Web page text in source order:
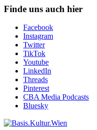
Finde uns auch hier
Facebook
Instagram
Twitter
TikTok
Youtube
LinkedIn
Threads
Pinterest
CBA Media Podcasts
Bluesky